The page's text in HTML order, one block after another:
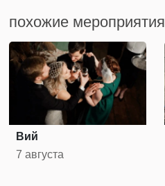
похожие мероприятия
Вий
7 августа